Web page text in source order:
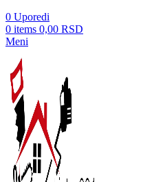
0 Uporedi
0 items 0,00 RSD
Meni